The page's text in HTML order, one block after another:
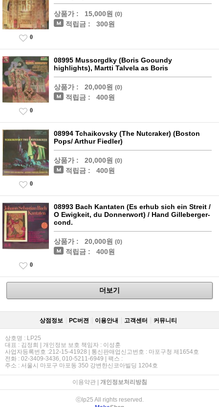
상품가 : 15,000원 (0)
적립금 : 300원
0
08995 Mussorgdky (Boris Gooundy
highlights), Martti Talvela as Boris
상품가 : 20,000원 (0)
적립금 : 400원
0
08994 Tchaikovsky (The Nutcraker) (Boston
Pops/ Arthur Fiedler)
상품가 : 20,000원 (0)
적립금 : 400원
0
08993 Bach Kantaten (Es erhub sich ein Streit /
O Ewigkeit, du Donnerwort) / Hand Gilleberger-
cond.
상품가 : 20,000원 (0)
적립금 : 400원
0
더보기
상점정보 PC버젼 이용안내 고객센터 커뮤니티
상호명 : LP25
대표 : 김정희 | 개인정보 보호 책임자 : 이성훈
사업자등록번호 :212-15-41928 | 통신판매업신고번호 : 마포구청 제1654호
전화 : 02-3409-3436, 010-5211-6949 | 팩스 :
주소 : 서울시 마포구 마포동 350 강변한신코아빌딩 1204호
이용약관| 개인정보처리방침
ⓒlp25 All rights reserved.